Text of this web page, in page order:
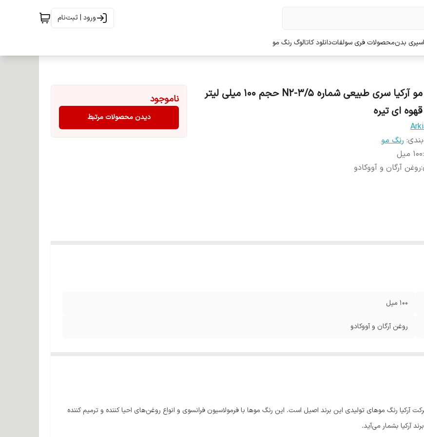
ورود | ثبت‌نام
اسپری بدنمحصولات فری سولفاتدانلود کاتالوگ رنگ مو
رنگ مو آرکیا سری طبیعی شماره N2-3/5 حجم 100 میلی لیتر
ای تیره
: رنگ مو
:100 میل
:روغن آرگان و آووکادو
ناموجود
دیدن محصولات مرتبط
100 میل
روغن آرگان و آووکادو
رنگ موهای تولیدی این برند اصیل است. این رنگ موها با فرمولاسیون فرانسوی و انواع روغن‌های احیا کننده و ترمیم کننده
آرکیا بشمار می‌آید.